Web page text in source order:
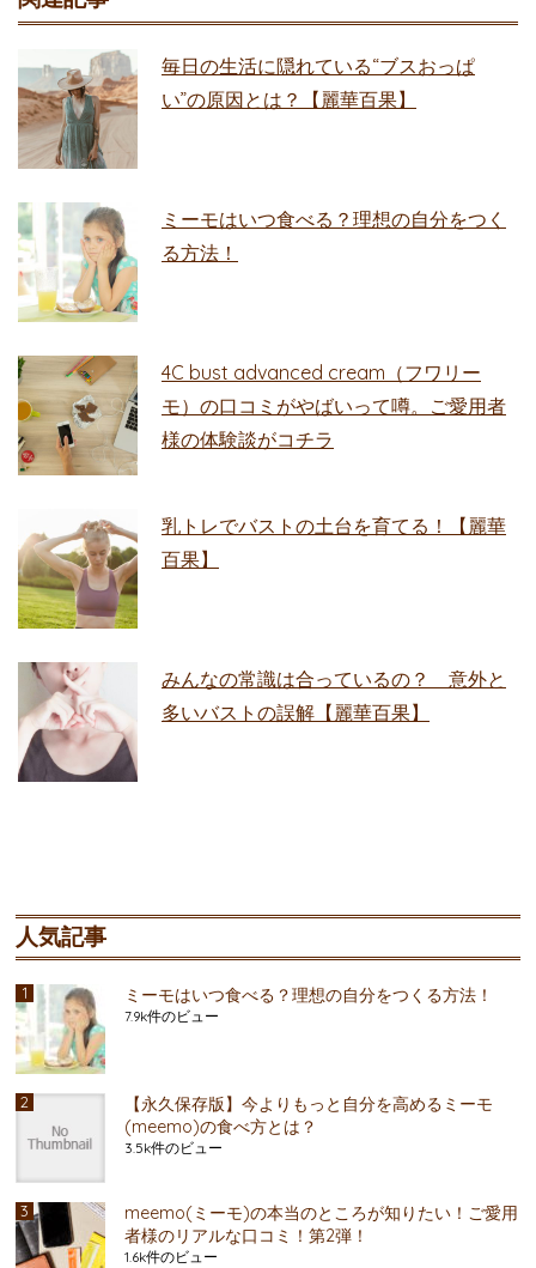
毎日の生活に隠れている“ブスおっぱ
い”の原因とは？【麗華百果】
ミーモはいつ食べる？理想の自分をつく
る方法！
4C bust advanced cream（フワリー
モ）の口コミがやばいって噂。ご愛用者
様の体験談がコチラ
乳トレでバストの土台を育てる！【麗華
百果】
みんなの常識は合っているの？ 意外と
多いバストの誤解【麗華百果】
人気記事
ミーモはいつ食べる？理想の自分をつくる方法！
7.9k件のビュー
【永久保存版】今よりもっと自分を高めるミーモ
(meemo)の食べ方とは？
3.5k件のビュー
meemo(ミーモ)の本当のところが知りたい！ご愛用
者様のリアルな口コミ！第2弾！
1.6k件のビュー